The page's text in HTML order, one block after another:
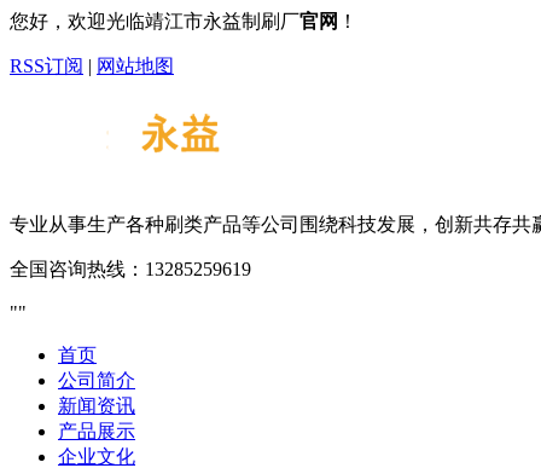
您好，欢迎光临靖江市永益制刷厂官网 ！
RSS订阅 | 网站地图
专业从事生产各种刷类产品等公司围绕科技发展，创新共存共
全国咨询热线： 13285259619
首页
公司简介
新闻资讯
产品展示
企业文化